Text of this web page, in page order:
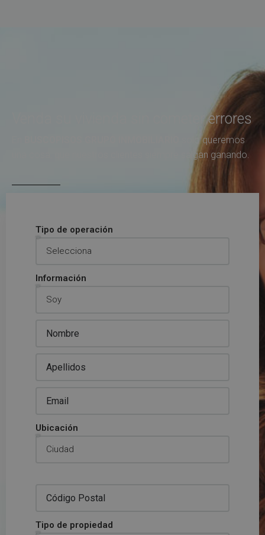
Venda su vivienda sin cometer errores
solo queremos
una cosa, que nuestros clientes siempre salgan ganando.
Tipo de operación
Información
Ubicación
Tipo de propiedad